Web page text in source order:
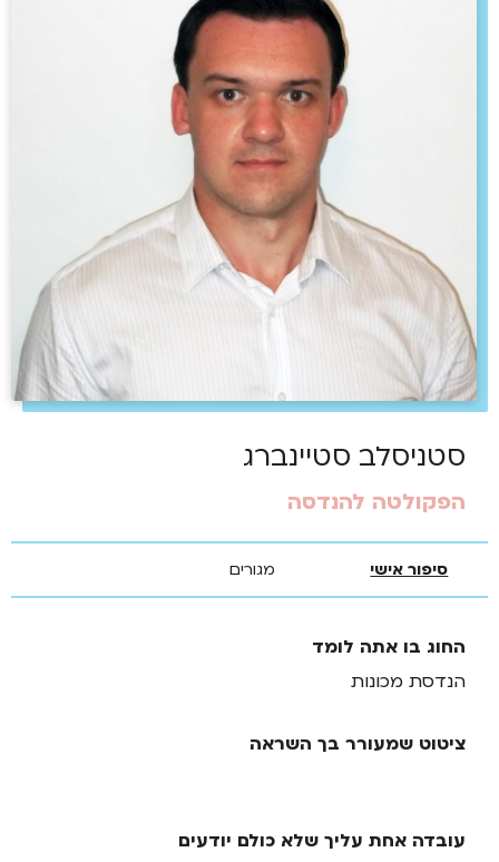
סטניסלב סטיינברג
הפקולטה להנדסה
סיפור אישי מגורים
החוג בו אתה לומד
הנדסת מכונות
ציטוט שמעורר בך השראה
עובדה אחת עליך שלא כולם יודעים